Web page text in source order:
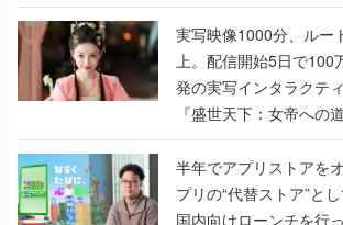
『TATSUJIN
んだレジェンド2人に
実写映像1000分、ルー
上。配信開始5日で100
発の実写インタラクテ
『盛世天下：女帝への
うこだわりをプロデュ
半年でアプリストアをオープ
プリの“代替ストア”と
国内向けローンチを行